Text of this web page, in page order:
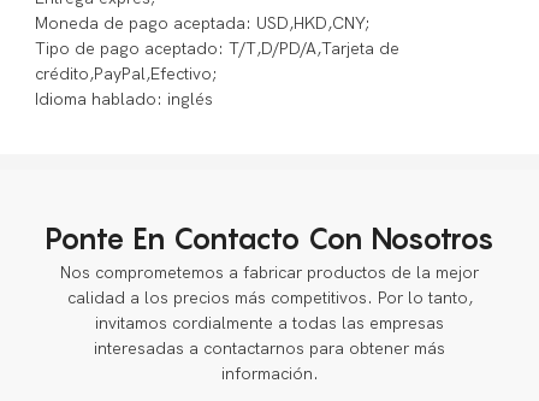
Moneda de pago aceptada: USD,HKD,CNY;
Tipo de pago aceptado: T/T,D/PD/A,Tarjeta de
crédito,PayPal,Efectivo;
Idioma hablado: inglés
Ponte En Contacto Con Nosotros
Nos comprometemos a fabricar productos de la mejor
calidad a los precios más competitivos. Por lo tanto,
invitamos cordialmente a todas las empresas
interesadas a contactarnos para obtener más
información.